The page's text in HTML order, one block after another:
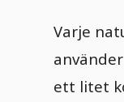
Varje
ett litet